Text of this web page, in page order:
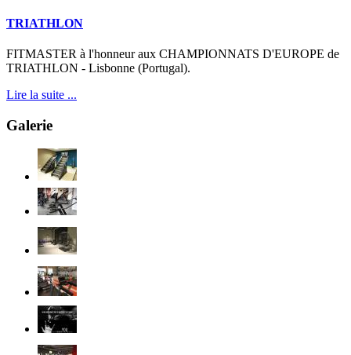
TRIATHLON
FITMASTER à l'honneur aux CHAMPIONNATS D'EUROPE de
TRIATHLON - Lisbonne (Portugal).
Lire la suite ...
Galerie